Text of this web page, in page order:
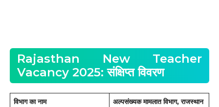
Rajasthan New Teacher
Vacancy 2025: संक्षिप्त विवरण
विभाग का नाम अल्पसंख्यक मामलात विभाग, राजस्थान